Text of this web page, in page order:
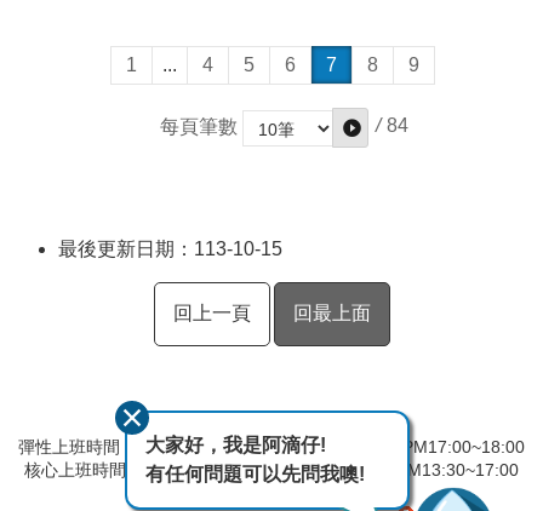
1 ... 4 5 6 7 8 9
每頁筆數 / 84
最後更新日期：113-10-15
回上一頁 回最上面
彈性上班時間：AM8:00~09:00 彈性下班時間：PM17:00~18:00
核心上班時間：星期一 ~ 星期五 AM08:30~12:30 PM13:30~17:00
大家好，我是阿滴仔!
有任何問題可以先問我噢!